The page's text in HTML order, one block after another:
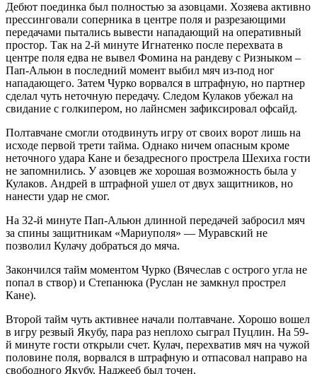
Дебют поединка был полностью за азовцами. Хозяева активно
прессинговали соперника в центре поля и разрезающими
передачами пытались вывести нападающий на оперативный
простор. Так на 2-й минуте Игнатенко после перехвата в
центре поля едва не вывел Фомина на рандеву с Ризныком –
Пап-Альюн в последний момент выбил мяч из-под ног
нападающего. Затем Чурко ворвался в штрафную, но партнер
сделал чуть неточную передачу. Следом Кулаков убежал на
свидание с голкипером, но лайнсмен зафиксировал офсайд.
Полтавчане смогли отодвинуть игру от своих ворот лишь на
исходе первой трети тайма. Однако ничем опасным кроме
неточного удара Кане и безадресного прострела Шехиха гости
не запомнились. У азовцев же хорошая возможность была у
Кулаков. Андрей в штрафной ушел от двух защитников, но
нанести удар не смог.
На 32-й минуте Пап-Альюн длинной передачей забросил мяч
за спины защитникам «Мариуполя» — Муравский не
позволил Кулачу добраться до мяча.
Закончился тайм моментом Чурко (Вячеслав с острого угла не
попал в створ) и Степанюка (Руслан не замкнул прострел
Кане).
Второй тайм чуть активнее начали полтавчане. Хорошо вошел
в игру резвый Якубу, пара раз неплохо сыграл Пуцлин. На 59-
й минуте гости открыли счет. Кулач, перехватив мяч на чужой
половине поля, ворвался в штрафную и отпасовал направо на
свободного Якубу. Наджееб был точен.